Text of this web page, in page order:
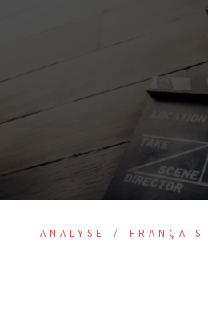
ANALYSE FRANÇAIS